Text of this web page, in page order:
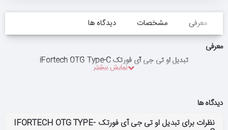
معرفی مشخصات
دیدگاه ها
معرفی
تبدیل او تی جی آی فورتک iFortech OTG Type-C
دیدگاه ها
نظرات برای تبدیل او تی جی آی فورتک IFORTECH OTG TYPE-